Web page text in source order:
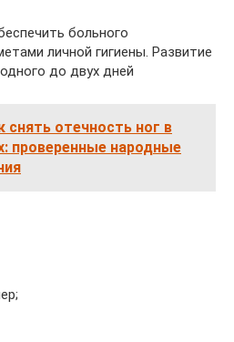
больного
личной гигиены. Развитие
до двух дней
снять отечность ног в
проверенные народные